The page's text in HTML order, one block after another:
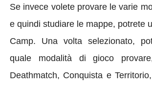
Se invece volete provare le varie
e quindi studiare le mappe, potrete
Camp. Una volta selezionato,
quale modalità di gioco
Deathmatch, Conquista e